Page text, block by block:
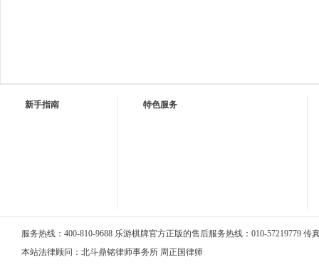
新手指南 特色服务
服务热线：400-810-9688 乐游棋牌官方正版的售后服务热线：010-57219779 传
本站法律顾问：北斗鼎铭律师事务所 周正国律师